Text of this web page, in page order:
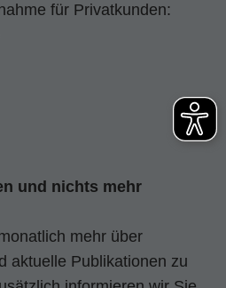
für Privatkunden:
und nichts mehr
mehr über
aktuelle Publikationen zu